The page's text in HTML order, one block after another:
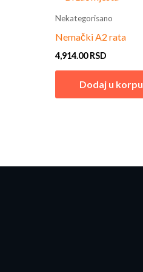
Nekategorisano
Nemački A2 rata
4,914.00RSD
Dodaj u korpu